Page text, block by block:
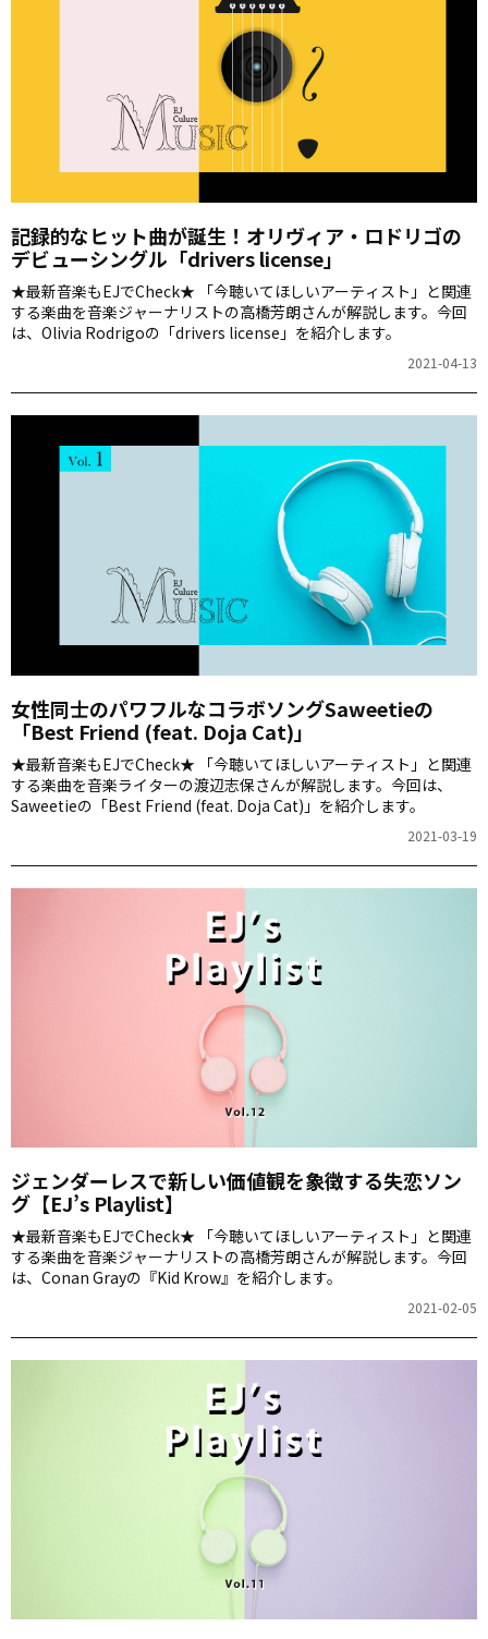
記録的なヒット曲が誕生！オリヴィア・ロドリゴの
デビューシングル「drivers license」
★最新音楽もEJでCheck★ 「今聴いてほしいアーティスト」と関連
する楽曲を音楽ジャーナリストの高橋芳朗さんが解説します。今回
は、Olivia Rodrigoの「drivers license」を紹介します。
2021-04-13
女性同士のパワフルなコラボソングSaweetieの
「Best Friend (feat. Doja Cat)」
★最新音楽もEJでCheck★ 「今聴いてほしいアーティスト」と関連
する楽曲を音楽ライターの渡辺志保さんが解説します。今回は、
Saweetieの「Best Friend (feat. Doja Cat)」を紹介します。
2021-03-19
ジェンダーレスで新しい価値観を象徴する失恋ソン
グ【EJ’s Playlist】
★最新音楽もEJでCheck★ 「今聴いてほしいアーティスト」と関連
する楽曲を音楽ジャーナリストの高橋芳朗さんが解説します。今回
は、Conan Grayの『Kid Krow』を紹介します。
2021-02-05